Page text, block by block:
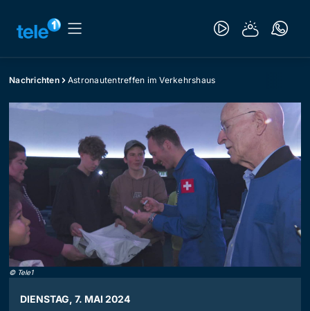
Nachrichten Astronautentreffen im Verkehrshaus
© Tele1
DIENSTAG, 7. MAI 2024